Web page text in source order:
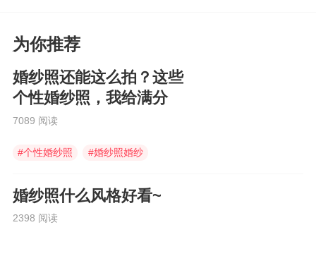
为你推荐
婚纱照还能这么拍？这些
个性婚纱照，我给满分
7089 阅读
#个性婚纱照 #婚纱照婚纱
婚纱照什么风格好看~
2398 阅读